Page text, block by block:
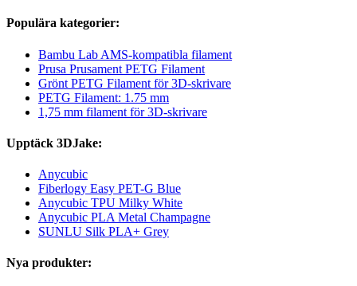
Populära kategorier:
Bambu Lab AMS-kompatibla filament
Prusa Prusament PETG Filament
Grönt PETG Filament för 3D-skrivare
PETG Filament: 1.75 mm
1,75 mm filament för 3D-skrivare
Upptäck 3DJake:
Anycubic
Fiberlogy Easy PET-G Blue
Anycubic TPU Milky White
Anycubic PLA Metal Champagne
SUNLU Silk PLA+ Grey
Nya produkter: